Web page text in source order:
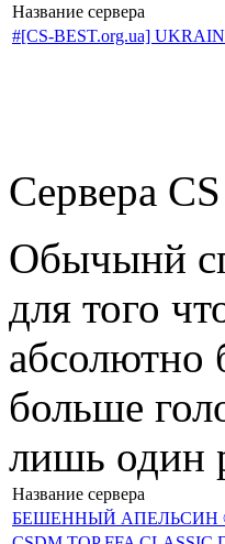
Название сервера
#[CS-BEST.org.ua]
Сервера
Обычынй
для того
абсолютно
больше
лишь один
Название сервера
БЕШЕННЫЙ АПЕЛЬСИН